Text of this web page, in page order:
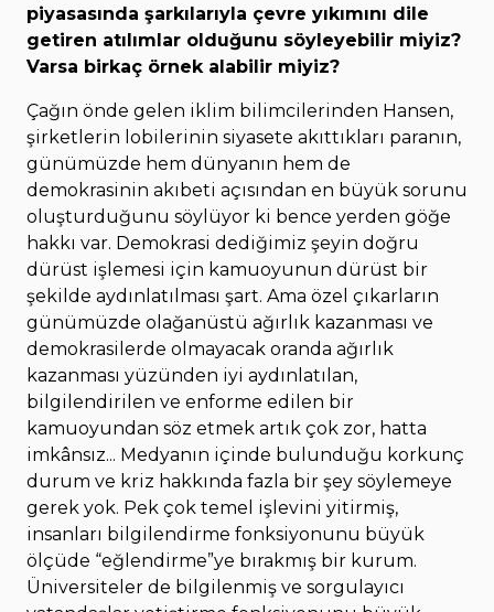
piyasasında şarkılarıyla çevre yıkımını dile
getiren atılımlar olduğunu söyleyebilir miyiz?
Varsa birkaç örnek alabilir miyiz?
Çağın önde gelen iklim bilimcilerinden Hansen,
şirketlerin lobilerinin siyasete akıttıkları paranın,
günümüzde hem dünyanın hem de
demokrasinin akıbeti açısından en büyük sorunu
oluşturduğunu söylüyor ki bence yerden göğe
hakkı var. Demokrasi dediğimiz şeyin doğru
dürüst işlemesi için kamuoyunun dürüst bir
şekilde aydınlatılması şart. Ama özel çıkarların
günümüzde olağanüstü ağırlık kazanması ve
demokrasilerde olmayacak oranda ağırlık
kazanması yüzünden iyi aydınlatılan,
bilgilendirilen ve enforme edilen bir
kamuoyundan söz etmek artık çok zor, hatta
imkânsız... Medyanın içinde bulunduğu korkunç
durum ve kriz hakkında fazla bir şey söylemeye
gerek yok. Pek çok temel işlevini yitirmiş,
insanları bilgilendirme fonksiyonunu büyük
ölçüde “eğlendirme”ye bırakmış bir kurum.
Üniversiteler de bilgilenmiş ve sorgulayıcı